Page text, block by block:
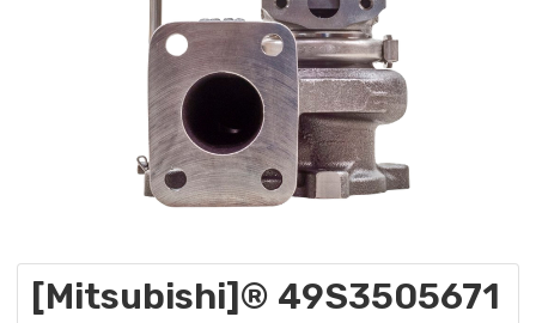
[Mitsubishi]® 49S3505671